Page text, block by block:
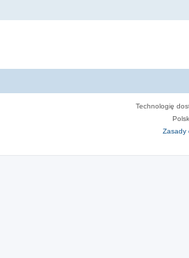
Technologię
Zasady